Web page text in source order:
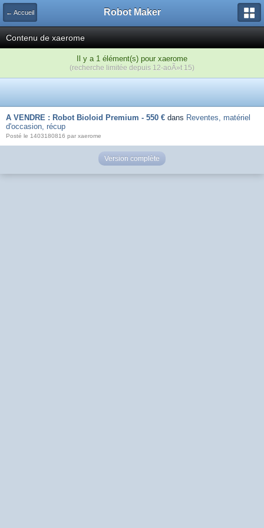
← Accueil Robot Maker
Contenu de xaerome
Il y a 1 élément(s) pour xaerome
(recherche limitée depuis 12-aoÃ»t 15)
A VENDRE : Robot Bioloid Premium - 550 € dans Reventes, matériel
d'occasion, récup
Posté le 1403180816 par xaerome
Version complète